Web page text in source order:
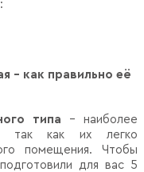
- как правильно её
типа – наиболее
так как их легко
помещения. Чтобы
для вас 5